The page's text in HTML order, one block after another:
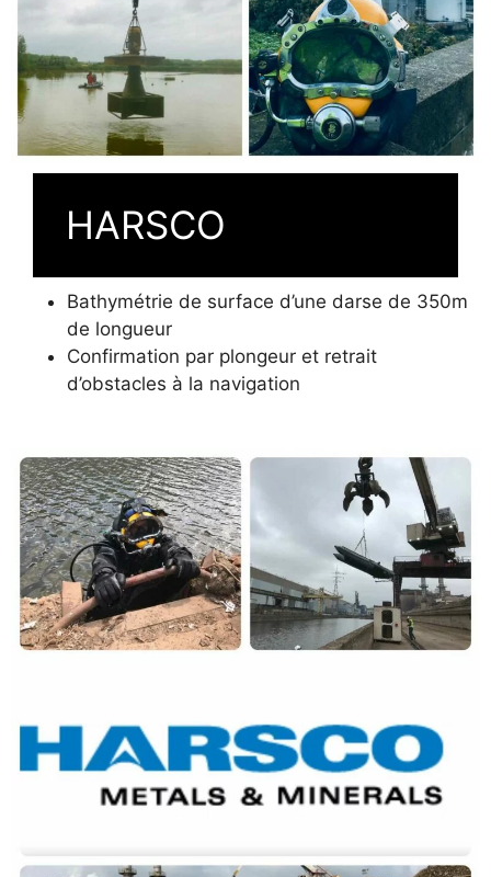
HARSCO
Bathymétrie de surface d’une darse de 350m
de longueur
Confirmation par plongeur et retrait
d’obstacles à la navigation